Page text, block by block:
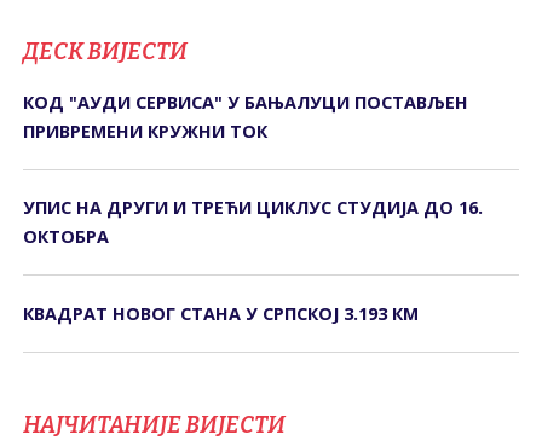
ДЕСК ВИЈЕСТИ
КОД "АУДИ СЕРВИСА" У БАЊАЛУЦИ ПОСТАВЉЕН
ПРИВРЕМЕНИ КРУЖНИ ТОК
УПИС НА ДРУГИ И ТРЕЋИ ЦИКЛУС СТУДИЈА ДО 16.
ОКТОБРА
КВАДРАТ НОВОГ СТАНА У СРПСКОЈ 3.193 КМ
НАЈЧИТАНИЈЕ ВИЈЕСТИ